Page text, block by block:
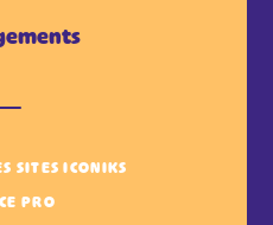
SITES ICONIKS
PRO